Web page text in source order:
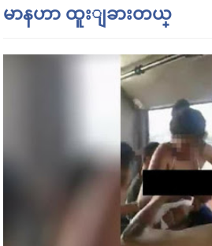
မာနဟာ ထူးျခားတယ္